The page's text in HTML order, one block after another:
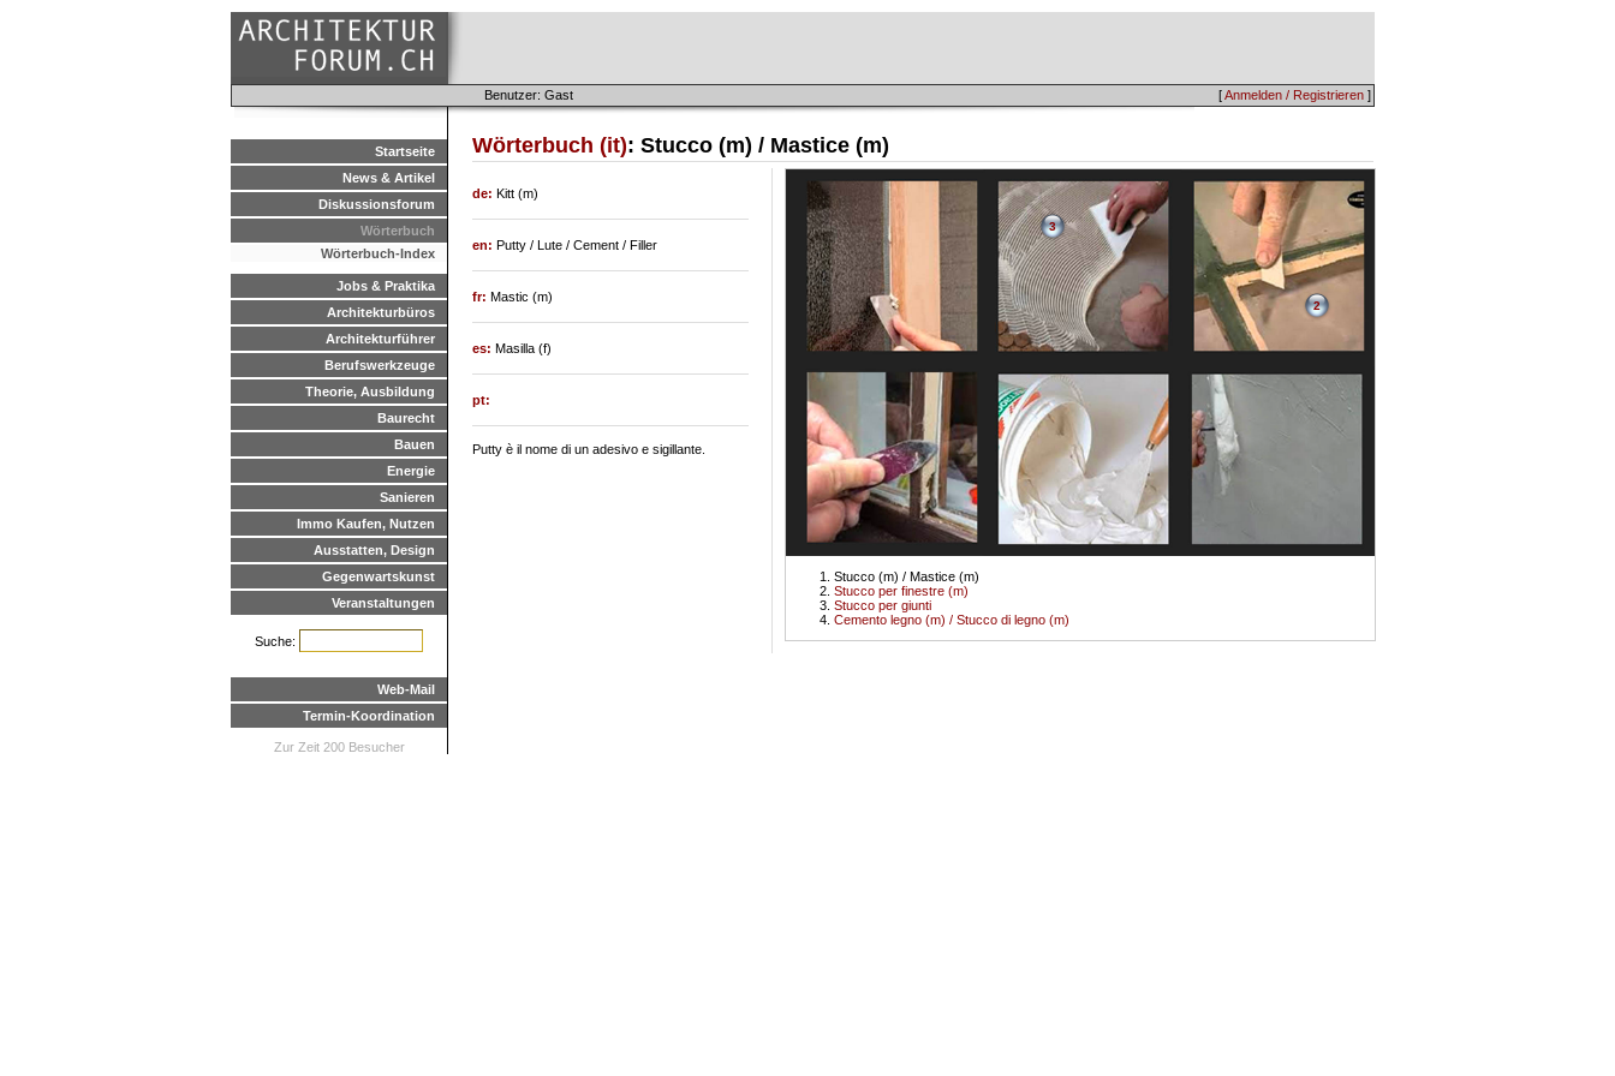
[Anmelden / Registrieren ]
Benutzer: Gast
Startseite
News & Artikel
Diskussionsforum
Wörterbuch
Wörterbuch-Index
Jobs & Praktika
Architekturbüros
Architekturführer
Berufswerkzeuge
Theorie, Ausbildung
Baurecht
Bauen
Energie
Sanieren
Immo Kaufen, Nutzen
Ausstatten, Design
Gegenwartskunst
Veranstaltungen
Suche:
Web-Mail
Termin-Koordination
Zur Zeit 200 Besucher
Wörterbuch (it): Stucco (m) / Mastice (m)
Stucco (m) / Mastice (m)
Stucco per finestre (m)
2
Stucco per giunti
3
Cemento legno (m) / Stucco di legno (m)
de: Kitt (m)
en: Putty / Lute / Cement / Filler
fr: Mastic (m)
es: Masilla (f)
pt:
Putty è il nome di un adesivo e sigillante.